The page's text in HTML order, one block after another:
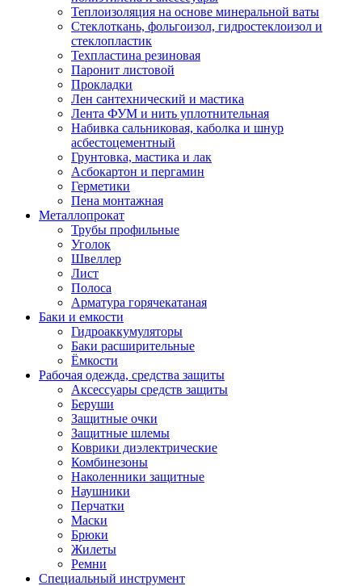
Теплоизоляция на основе минеральной ваты
Стеклоткань, фольгоизол, гидростеклоизол и
стеклопластик
Техпластина резиновая
Паронит листовой
Прокладки
Лен сантехнический и мастика
Лента ФУМ и нить уплотнительная
Набивка сальниковая, каболка и шнур
асбестоцементный
Грунтовка, мастика и лак
Асбокартон и пергамин
Герметики
Пена монтажная
Металлопрокат
Трубы профильные
Уголок
Швеллер
Лист
Полоса
Арматура горячекатаная
Баки и емкости
Гидроаккумуляторы
Баки расширительные
Ёмкости
Рабочая одежда, средства защиты
Аксессуары средств защиты
Беруши
Защитные очки
Защитные шлемы
Коврики диэлектрические
Комбинезоны
Наколенники защитные
Наушники
Перчатки
Маски
Брюки
Жилеты
Ремни
Специальный инструмент